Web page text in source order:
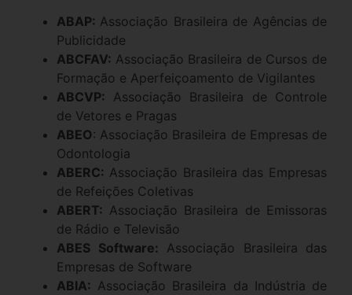
ABAP: Associação Brasileira de Agências de
Publicidade
ABCFAV: Associação Brasileira de Cursos de
Formação e Aperfeiçoamento de Vigilantes
ABCVP: Associação Brasileira de Controle
de Vetores e Pragas
ABEO: Associação Brasileira de Empresas de
Odontologia
ABERC: Associação Brasileira das Empresas
de Refeições Coletivas
ABERT: Associação Brasileira de Emissoras
de Rádio e Televisão
ABES Software: Associação Brasileira das
Empresas de Software
ABIA: Associação Brasileira da Indústria de